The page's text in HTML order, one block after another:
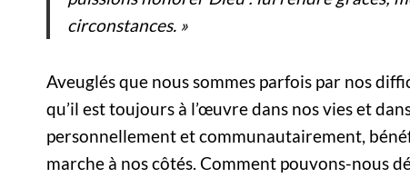
circonstances. »
Aveuglés que nous sommes parfois par nos
qu’il est toujours à l’œuvre dans nos vies et
personnellement et communautairement,
marche à nos côtés. Comment pouvons-nous